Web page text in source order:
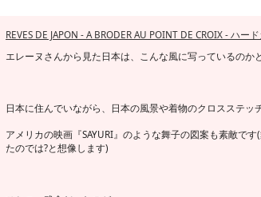
REVES DE JAPON - A BRODER AU POINT DE CROIX - ハー
エレーヌさんから見た日本は、こんな風に写っているのか
日本に住んでいながら、日本の風景や着物のクロスステッ
アメリカの映画『SAYURI』のような舞子の図案も素敵で
たのでは?と想像します)